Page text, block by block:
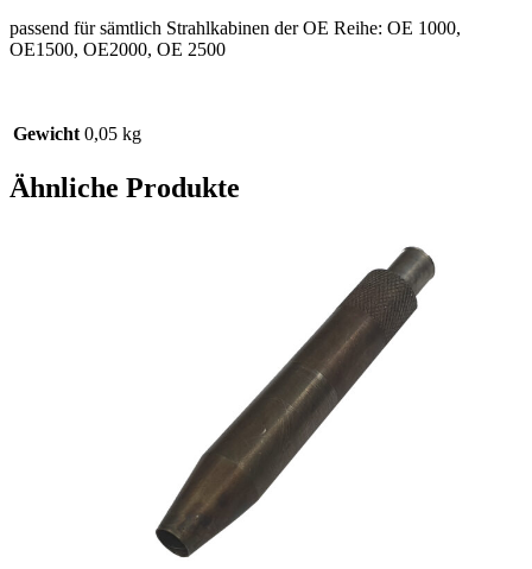
passend für sämtlich Strahlkabinen der OE Reihe: OE 1000,
OE1500, OE2000, OE 2500
Gewicht 0,05 kg
Ähnliche Produkte